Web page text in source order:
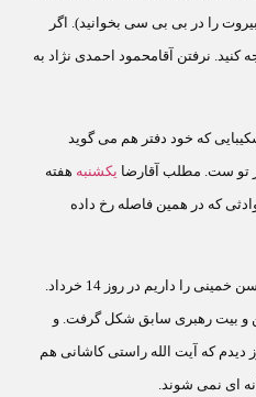
بیروت را در بی بی سی بخوانید). اگر
نرفتن آقامحمود احمدی نژاد به
که خود دفتر هم می گوید
تو ست. مطلب آقارضا یکشنبه هفته
که در همین فاصله رخ داده
در این فاصله تقریبا دو هفته ای یا همین خرداد پر حادثه ای که معرف حضور است جنجال اعتشاش در سخنرانی سیدحسن خمینی را داریم در روز 14 خرداد.
و بیت رهبری سابق شکل گرفت. و
دیدم که آیت الله راستی کاشانی هم
ای نمی شوند.